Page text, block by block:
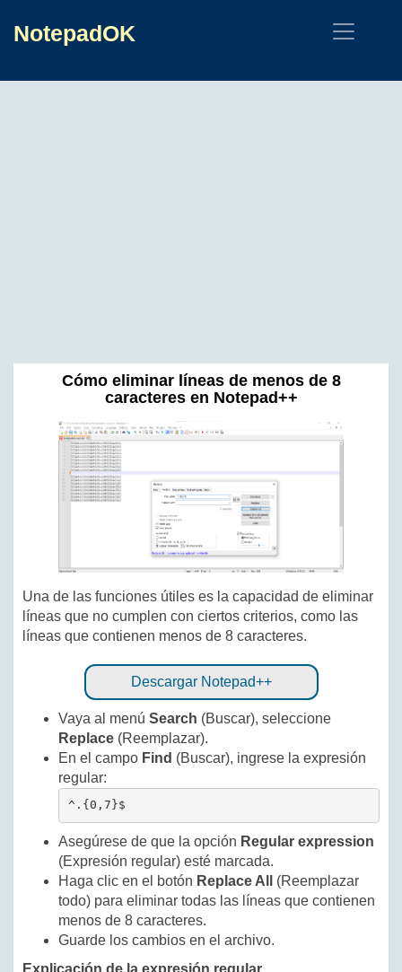
NotepadOK
Cómo eliminar líneas de menos de 8
caracteres en Notepad++
Una de las funciones útiles es la capacidad de eliminar
líneas que no cumplen con ciertos criterios, como las
líneas que contienen menos de 8 caracteres.
Descargar Notepad++
Vaya al menú Search (Buscar), seleccione
Replace (Reemplazar).
En el campo Find (Buscar), ingrese la expresión
regular:
^.{0,7}$
Asegúrese de que la opción Regular expression
(Expresión regular) esté marcada.
Haga clic en el botón Replace All
(Reemplazar
todo) para eliminar todas las líneas que contienen
menos de 8 caracteres.
Guarde los cambios en el archivo.
Explicación de la expresión regular